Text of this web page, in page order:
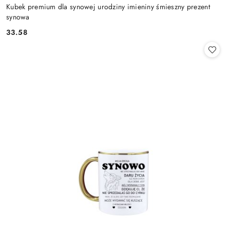
Kubek premium dla synowej urodziny imieniny śmieszny prezent
synowa
Cena:
33.58